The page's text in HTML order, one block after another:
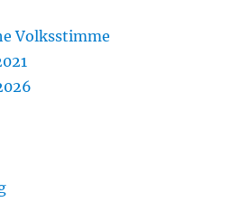
Volksstimme